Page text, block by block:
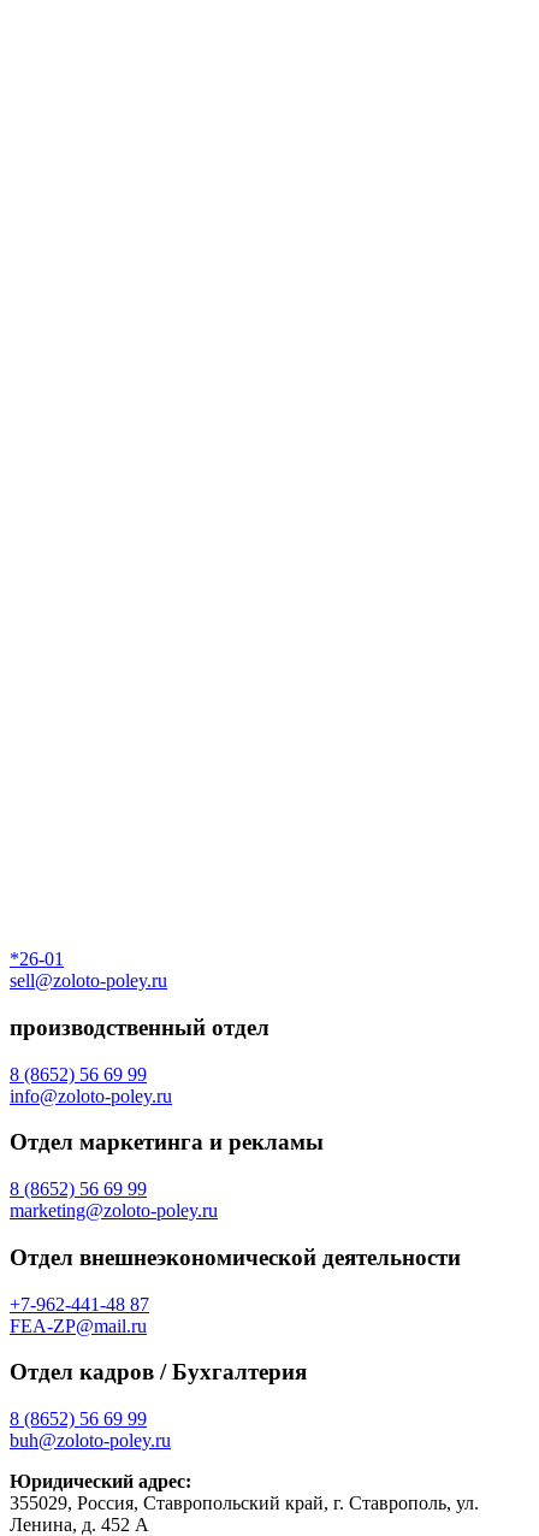
*26-01
sell@zoloto-poley.ru
производственный отдел
8 (8652) 56 69 99
info@zoloto-poley.ru
Отдел маркетинга и рекламы
8 (8652) 56 69 99
marketing@zoloto-poley.ru
Отдел внешнеэкономической деятельности
+7-962-441-48 87
FEA-ZP@mail.ru
Отдел кадров / Бухгалтерия
8 (8652) 56 69 99
buh@zoloto-poley.ru
Юридический адрес:
355029, Россия, Ставропольский край, г. Ставрополь, ул.
Ленина, д. 452 А